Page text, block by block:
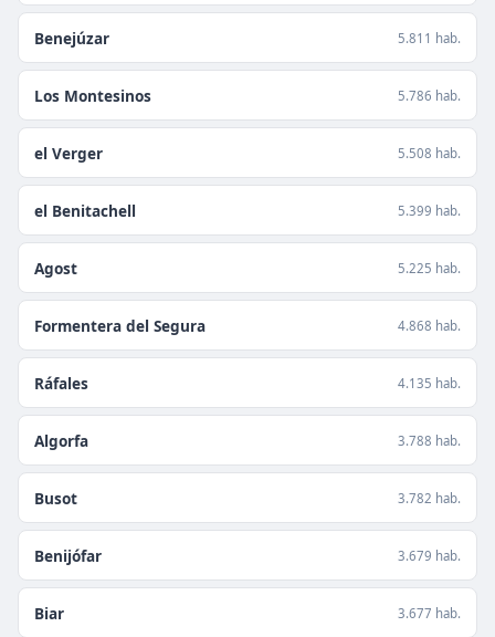
Benejúzar 5.811 hab.
Los Montesinos 5.786 hab.
el Verger 5.508 hab.
el Benitachell 5.399 hab.
Agost 5.225 hab.
Formentera del Segura 4.868 hab.
Ráfales 4.135 hab.
Algorfa 3.788 hab.
Busot 3.782 hab.
Benijófar 3.679 hab.
Biar 3.677 hab.